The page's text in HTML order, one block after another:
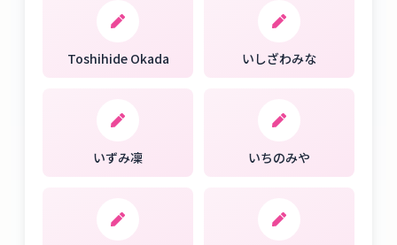
Toshihide Okada いしざわみな
いずみ凜 いちのみや